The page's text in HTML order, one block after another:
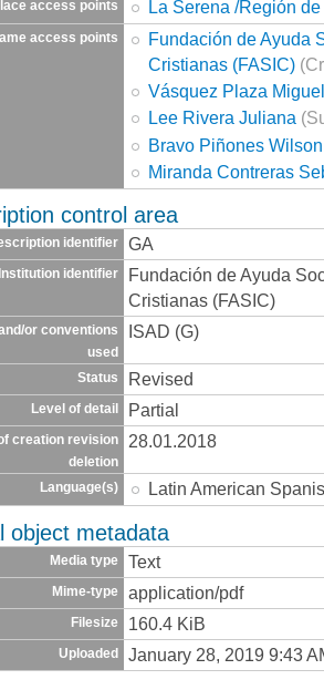
access points La Serena /Región
access points
Fundación de Ayuda
Cristianas (FASIC)
Vásquez Plaza
Lee Rivera Juliana
Bravo Piñones
Miranda Contreras
control area
identifier GA
Institution identifier
Fundación de Ayuda
Cristianas (FASIC)
or conventions
used
ISAD (G)
Status Revised
Level of detail Partial
creation revision
deletion
28.01.2018
Language(s) Latin American
object metadata
Media type Text
Mime-type application/pdf
Filesize 160.4 KiB
Uploaded January 28, 2019 9:43